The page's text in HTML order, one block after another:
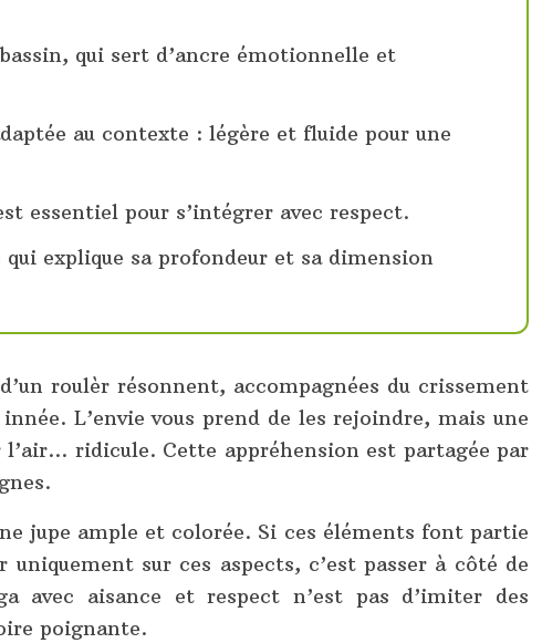
qui sert d’ancre émotionnelle et
au contexte : légère et fluide pour une
essentiel pour s’intégrer avec respect.
explique sa profondeur et sa dimension
roulèr résonnent, accompagnées du crissement
L’envie vous prend de les rejoindre, mais une
l’air… ridicule. Cette appréhension est partagée par
jupe ample et colorée. Si ces éléments font partie
sur ces aspects, c’est passer à côté de
avec aisance et respect n’est pas d’imiter des
poignante.